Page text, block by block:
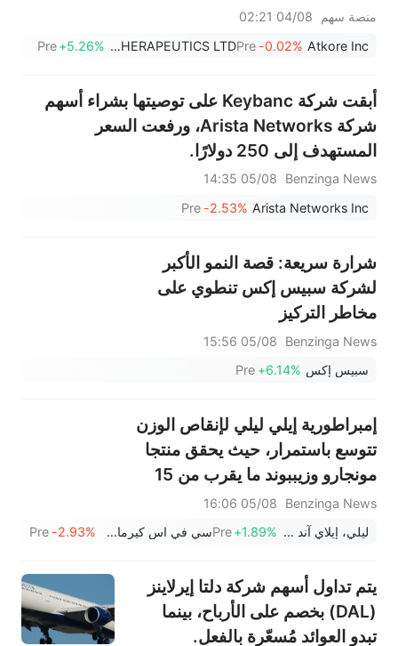
استحواذ على شركة بريسميان
وأرباح ربع سنوية قوية فاقت
منصة سهم
04/08 02:21
Atkore Inc
-0.02%
Pre
AUTOLUS THERAPEUTICS LTD
+5.26%
Pre
أبقت شركة Keybanc على توصيتها بشراء أسهم
شركة Arista Networks، ورفعت السعر
المستهدف إلى 250 دولارًا.
Benzinga News
05/08 14:35
Arista Networks Inc
-2.53%
Pre
شرارة سريعة: قصة النمو الأكبر
لشركة سبيس إكس تنطوي على
مخاطر التركيز
Benzinga News
05/08 15:56
سبيس إكس +6.14%
Pre
إمبراطورية إيلي ليلي لإنقاص الوزن
تتوسع باستمرار، حيث يحقق منتجا
مونجارو وزيببوند ما يقرب من 15
مليار دولار.
Benzinga News
05/08 16:06
ليلي، إيلاي آند كو +1.89%
Pre سي في اس كيرمارك -2.93%
Pre
يتم تداول أسهم شركة دلتا إيرلاينز
(DAL) بخصم على الأرباح، بينما
تبدو العوائد مُسعّرة بالفعل.